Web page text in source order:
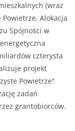
(wraz
Powietrze. Alokacja
Spójności w
czterysta
projekt
Powietrze"
zadań
grantobiorców.